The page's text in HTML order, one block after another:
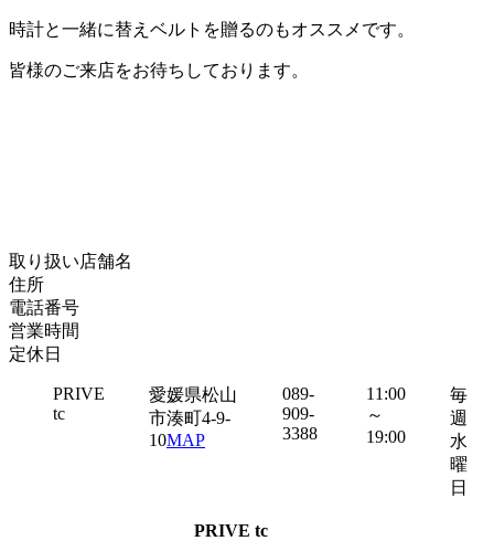
時計と一緒に替えベルトを贈るのもオススメです。
皆様のご来店をお待ちしております。
取り扱い店舗名
住所
電話番号
営業時間
定休日
PRIVE
tc
愛媛県松山
市湊町4-9-
10MAP
089-
909-
3388
11:00
～
19:00
毎
週
水
曜
日
PRIVE tc